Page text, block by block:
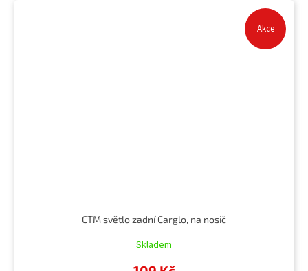
Akce
CTM světlo zadní Carglo, na nosič
Skladem